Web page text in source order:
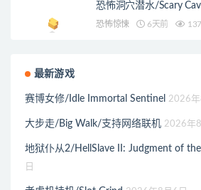
恐怖洞穴潜水/Scary
恐怖惊悚 6天前 137
最新游戏
赛博女修/Idle Immortal Sentinel 2026年
大步走/Big Walk/支持网络联机 2026年
地狱仆从2/HellSlave II: Judgment of
日